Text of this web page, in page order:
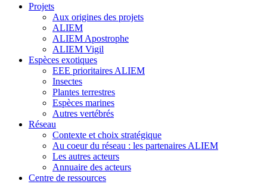
Projets
Aux origines des projets
ALIEM
ALIEM Apostrophe
ALIEM Vigil
Espèces exotiques
EEE prioritaires ALIEM
Insectes
Plantes terrestres
Espèces marines
Autres vertébrés
Réseau
Contexte et choix stratégique
Au coeur du réseau : les partenaires ALIEM
Les autres acteurs
Annuaire des acteurs
Centre de ressources